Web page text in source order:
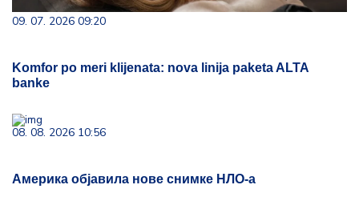
09. 07. 2026 09:20
Komfor po meri klijenata: nova linija paketa ALTA
banke
08. 08. 2026 10:56
Америка објавила нове снимке НЛО-а